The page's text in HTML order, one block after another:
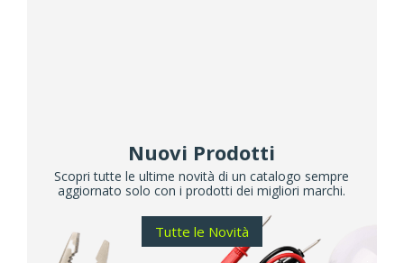
Nuovi Prodotti
Scopri tutte le ultime novità di un catalogo sempre
aggiornato solo con i prodotti dei migliori marchi.
Tutte le Novità